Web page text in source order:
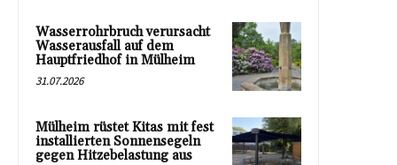
Wasserrohrbruch verursacht
Wasserausfall auf dem
Hauptfriedhof in Mülheim
31.07.2026
Mülheim rüstet Kitas mit fest
installierten Sonnensegeln
gegen Hitzebelastung aus